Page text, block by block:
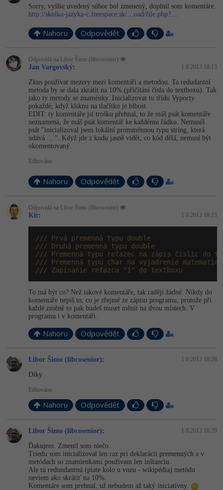
Datová analýza
Digitální gramotnost
Marketing
WordPress
SEO -30%
UX
Business
Google Dokumenty
Time management
Windows
Linux
Sítě
Kybernetická bezpečnost
Fórum
HTML/CSS -80%
Photoshop -80%
Adobe Illustrator
Adobe Lightroom
Adobe XD -15%
Adobe InDesign -25%
Adobe After Effects
Blender
Video
Ostatní
Fórum
Příběhy absolventů
Pro firmy
Sorry, vyššie uvedený súbor bol zmenený, doplnil som komentáre.
http://skolka-jazyka-c.freespace.sk/…oad/file.php?…
Nahoru Odpovědět
Odpovídá na Libor Šimo (libcosenior)
Jan Vargovský: 1.8.2013 18:13
Zkus používat mezery mezi komentáři a metodou. Ta redudantní
metoda by se dala zkrátit na 10%.(přičítání čísla do textboxu). Tak
jako ty metody se znaménky. Inicializovat tu třídu Vypocty
pokaždé, když kliknu na tlačítko je blbost.
EDIT: ty komentáře jsi trošku přehnal, to že máš psát komentáře
neznamená, že máš psát komentář ke každému řádku. Nemusíš
psát "inicializoval jsem lokální promměnnou typu string, která
udává ... ". Když jde z kodu jasně vidět, co kód dělá, nemusí být
okomentovaný.
Editováno
Nahoru Odpovědět
Odpovídá na Libor Šimo (libcosenior)
Kit: 1.8.2013 18:23
/// Prvá premenná typu double
/// Druhá premenná typu double
/// Premenná typu reťazec na zápis číslic do
/// Premenná typu char na vyjadrenie
/// Zapísanie reťazca "1" do textboxu
To má být co? Než takové komentáře, tak raději žádné. Nikdy do
komentáře nepiš to, co je zřejmé ze zápisu programu, protože při
každé změně to pak budeš muset měnit na dvou místech. V
programu i v komentáři.
Nahoru Odpovědět
Libor Šimo (libcosenior): 1.8.2013 18:28
Díky
Editováno
Nahoru Odpovědět
Libor Šimo (libcosenior): 1.8.2013 18:29
Ďakujem. Zmenil som niečo.
Triedu som inicializoval len raz pri deklarácii premenných a v
metódach so znamienkami používam len inštanciu.
Ale tú redundantnú (piate kolo u vozu - wikipédia) metódu
neviem ako skrátiť na 10%.
Komentáre som prehnal, už nebudem až taký iniciatívny.